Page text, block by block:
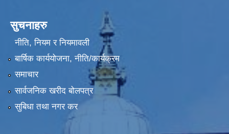
सुचनाहरु
नीति, नियम र नियमावली
बार्षिक कार्ययोजना, नीति/कार्यक्रम
समाचार
सार्वजनिक खरीद बोलपत्र
सुबिधा तथा नगर कर